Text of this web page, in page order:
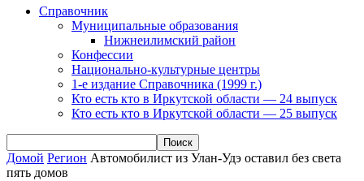
Справочник
Муниципальные образования
Нижнеилимский район
Конфессии
Национально-культурные центры
1-е издание Справочника (1999 г.)
Кто есть кто в Иркутской области — 24 выпуск
Кто есть кто в Иркутской области — 25 выпуск
Домой Регион Автомобилист из Улан-Удэ оставил без света
пять домов